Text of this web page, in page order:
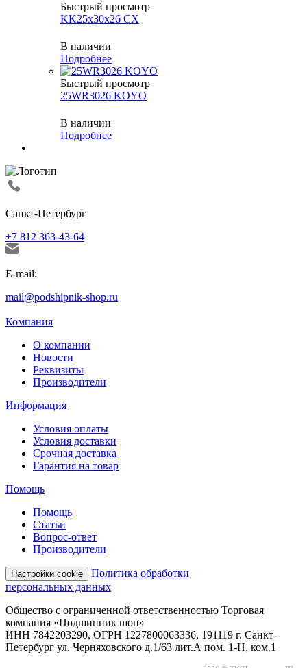
Быстрый просмотр
KK25x30x26 CX
В наличии
Подробнее
Быстрый просмотр
25WR3026 KOYO
В наличии
Подробнее
Санкт-Петербург
+7 812 363-43-64
E-mail:
mail@podshipnik-shop.ru
Компания
О компании
Новости
Реквизиты
Производители
Информация
Условия оплаты
Условия доставки
Срочная доставка
Гарантия на товар
Помощь
Помощь
Статьи
Вопрос-ответ
Производители
Настройки cookie
Политика обработки
персональных данных
Общество с ограниченной ответственностью Торговая
компания «Подшипник шоп»
ИНН 7842203290, ОГРН 1227800063336, 191119 г. Санкт-
Петербург ул. Черняховского д.1/63 лит.А пом. 1-Н, ком.1